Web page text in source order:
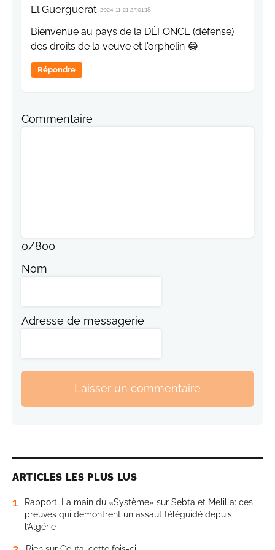
El Guerguerat 2024-11-21 23:01:18
Bienvenue au pays de la DÉFONCE (défense)
des droits de la veuve et l'orphelin 😂
Répondre
Commentaire
0/800
Nom
Adresse de messagerie
Laisser un commentaire
ARTICLES LES PLUS LUS
1
Rapport. La main du «Système» sur Sebta et Melilla: ces
preuves qui démontrent un assaut téléguidé depuis
l’Algérie